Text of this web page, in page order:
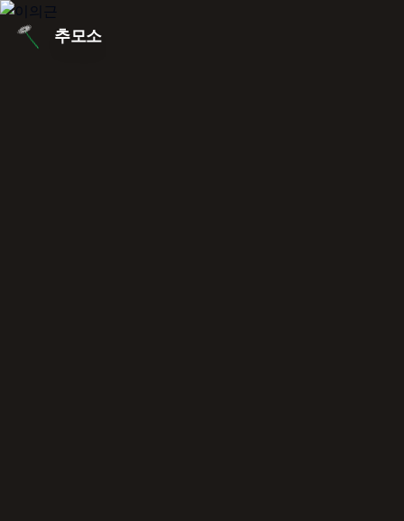
본문 바로가기
추모소